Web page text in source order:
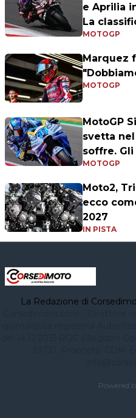
e Aprilia
La
MOTOGP
Marquez
MOTOGP
MotoGP
svetta
soffre.
MOTOGP
Moto2,
ecco
2027
IN PISTA
La Redazione di
Powered